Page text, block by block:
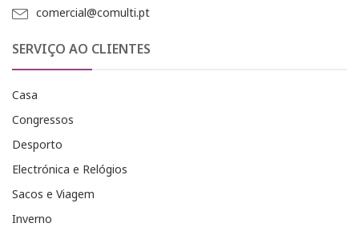
comercial@comulti.pt
SERVIÇO AO CLIENTES
Casa
Congressos
Desporto
Electrónica e Relógios
Sacos e Viagem
Inverno